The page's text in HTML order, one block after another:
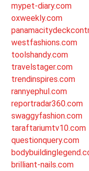
mypet-diary.com
oxweekly.com
westfashions.com
toolshandy.com
travelstager.com
trendinspires.com
rannyephul.com
reportradar360.com
swaggyfashion.com
taraftariumtv10.com
questionquery.com
brilliant-nails.com